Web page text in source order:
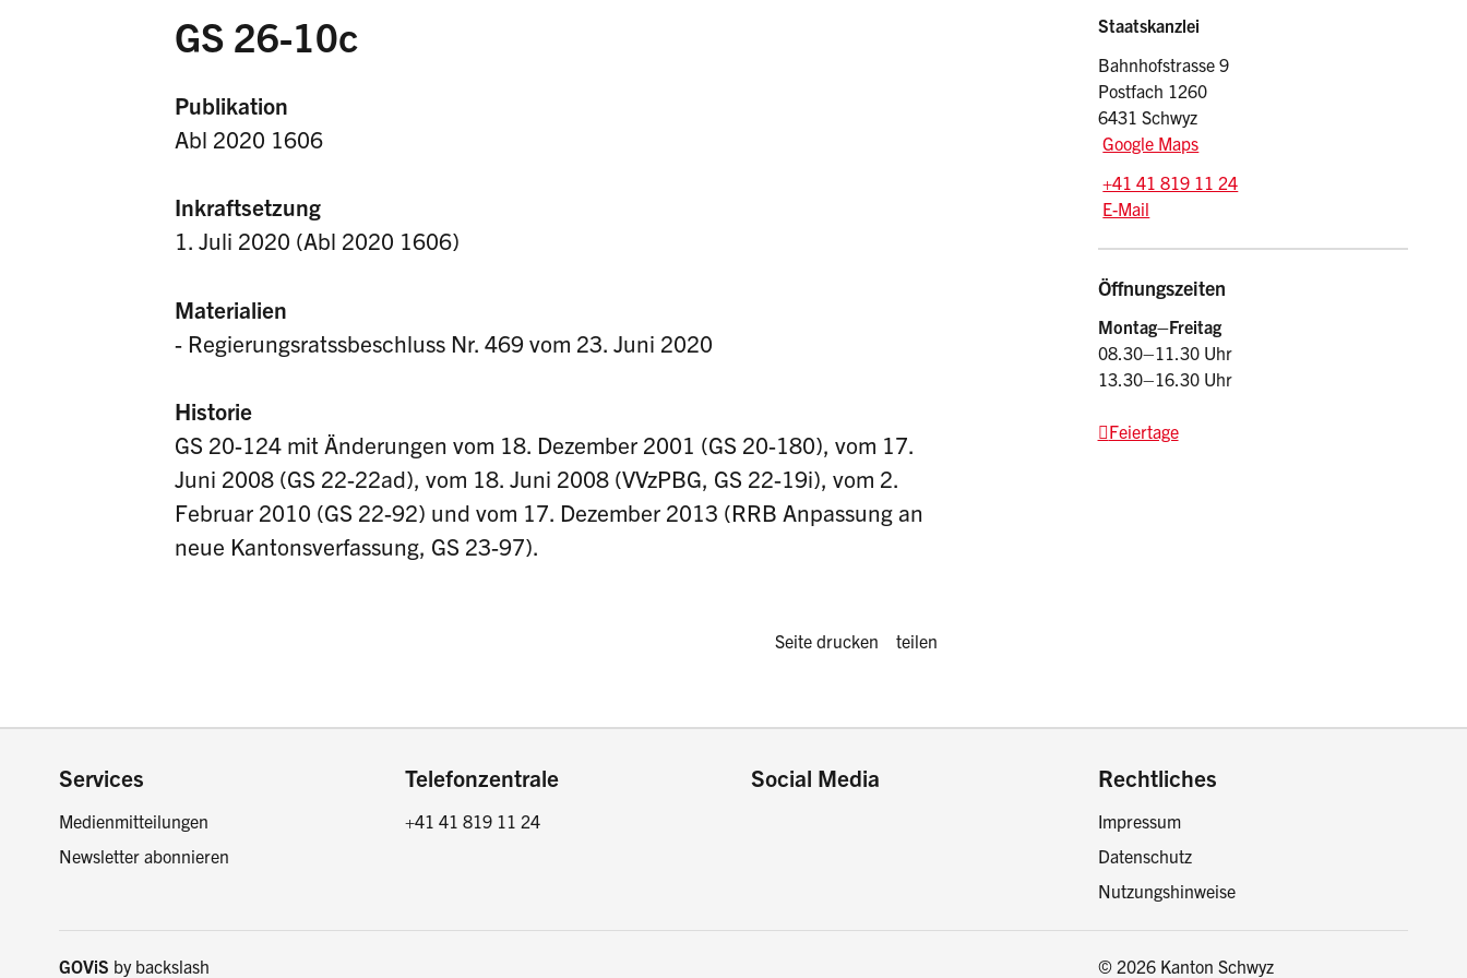
GS 26-10c
Publikation
Abl 2020 1606
Inkraftsetzung
1. Juli 2020 (Abl 2020 1606)
Materialien
- Regierungsratssbeschluss Nr. 469 vom 23. Juni 2020
Historie
GS 20-124 mit Änderungen vom 18. Dezember 2001 (GS 20-180), vom 17.
Juni 2008 (GS 22-22ad), vom 18. Juni 2008 (VVzPBG, GS 22-19i), vom 2.
Februar 2010 (GS 22-92) und vom 17. Dezember 2013 (RRB Anpassung an
neue Kantonsverfassung, GS 23-97).
Sidebar
Adresse
Staatskanzlei
Bahnhofstrasse 9
Postfach 1260
6431 Schwyz
Google Maps
Tel.:
+41 41 819 11 24
E-Mail: srsz
E-Mail
Öffnungszeiten
Montag–Freitag
08.30–11.30 Uhr
13.30–16.30 Uhr
Feiertage
Diese Seite drucken oder teilen:
Seite drucken teilen
Footer
Services
Medienmitteilungen
Newsletter abonnieren
Telefonzentrale
+41 41 819 11 24
Social Media Rechtliches
Impressum
Datenschutz
Nutzungshinweise
GOViS by backslash © 2026 Kanton Schwyz